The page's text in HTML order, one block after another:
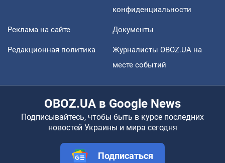
конфиденциальности
Реклама на сайте Документы
Редакционная политика
Журналисты OBOZ.UA на
месте событий
OBOZ.UA в Google News
Подписывайтесь, чтобы быть в курсе последних
новостей Украины и мира сегодня
Подписаться